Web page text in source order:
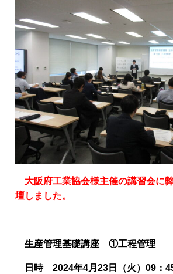
大阪府工業協会様主催の講習会に
壇しました。
生産管理基礎講座 ①工程管理
日時 2024年4月23日（火）09：